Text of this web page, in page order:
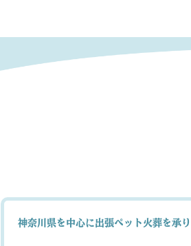
神奈川県を中心に出張ペット火葬を承り